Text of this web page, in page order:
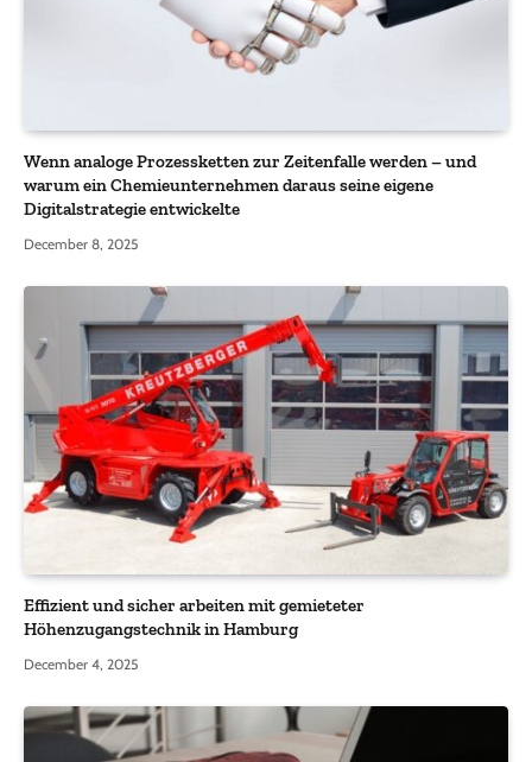
Wenn analoge Prozessketten zur Zeitenfalle werden – und
warum ein Chemieunternehmen daraus seine eigene
Digitalstrategie entwickelte
December 8, 2025
Effizient und sicher arbeiten mit gemieteter
Höhenzugangstechnik in Hamburg
December 4, 2025